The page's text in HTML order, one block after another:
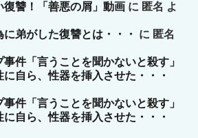
復讐！「善悪の屑」動画 に 匿名 よ
弟がした復讐とは・・・
に 匿名
件「言うことを聞かないと殺す」
自ら、性器を挿入させた・・・
件「言うことを聞かないと殺す」
自ら、性器を挿入させた・・・